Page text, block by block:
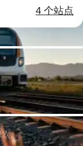
4 个站点
次: